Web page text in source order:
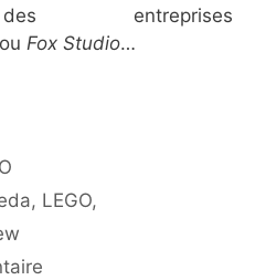
entreprises
Fox Studio…
, LEGO,